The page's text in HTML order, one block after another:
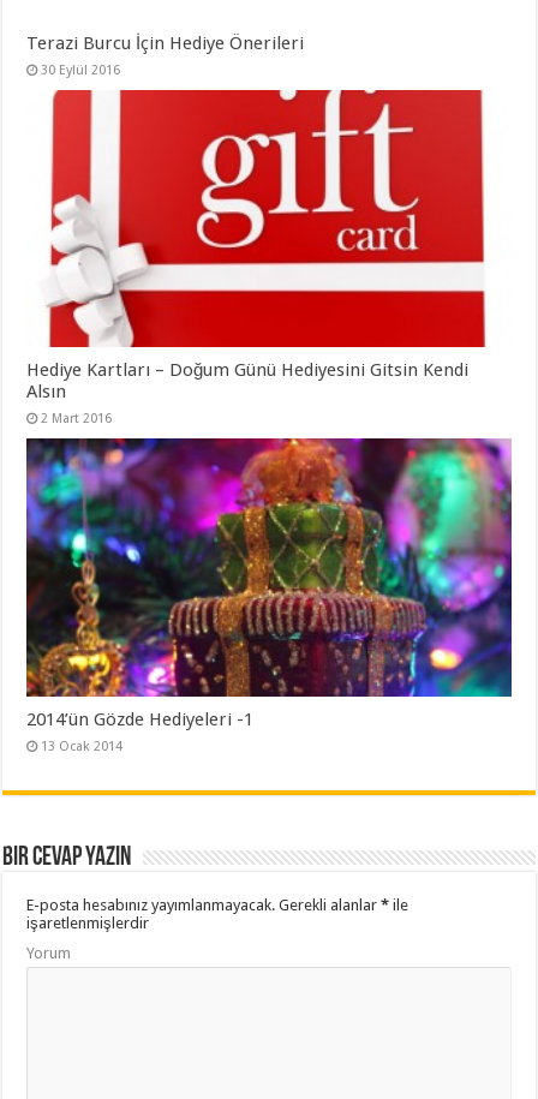
Terazi Burcu İçin Hediye Önerileri
30 Eylül 2016
Hediye Kartları – Doğum Günü Hediyesini Gitsin Kendi
Alsın
2 Mart 2016
2014’ün Gözde Hediyeleri -1
13 Ocak 2014
Bir cevap yazın
E-posta hesabınız yayımlanmayacak. Gerekli alanlar* ile
işaretlenmişlerdir
Yorum